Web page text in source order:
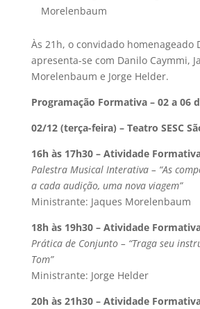
Morelenbaum
Às 21h, o convidado homenageado
apresenta-se com Danilo Caymmi,
Morelenbaum e Jorge Helder.
Programação Formativa – 02 a 06
02/12 (terça-feira) – Teatro SESC
16h às 17h30 – Atividade
Palestra Musical Interativa – “As
a cada audição, uma nova viagem”
Ministrante: Jaques Morelenbaum
18h às 19h30 – Atividade
Prática de Conjunto – “Traga seu
Tom”
Ministrante: Jorge Helder
20h às 21h30 – Atividade